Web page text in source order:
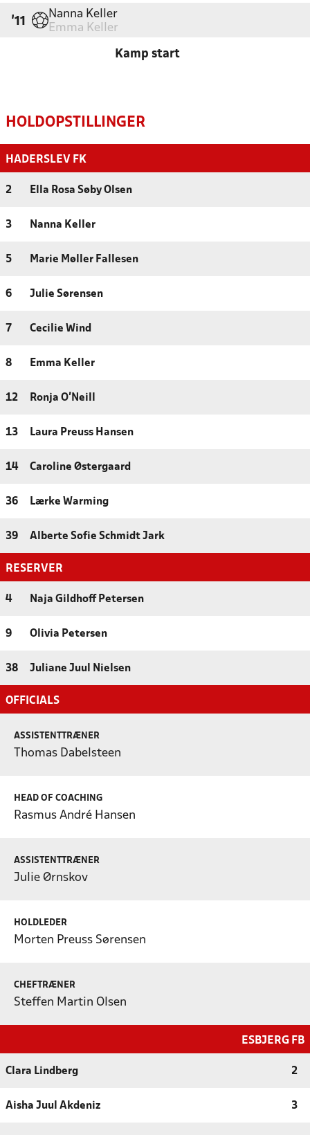
'11
Nanna Keller
Emma Keller
Kamp start
HOLDOPSTILLINGER
HADERSLEV FK
2 Ella Rosa Søby Olsen
3 Nanna Keller
5 Marie Møller Fallesen
6 Julie Sørensen
7 Cecilie Wind
8 Emma Keller
12 Ronja O'Neill
13 Laura Preuss Hansen
14 Caroline Østergaard
36 Lærke Warming
39 Alberte Sofie Schmidt Jark
RESERVER
4 Naja Gildhoff Petersen
9 Olivia Petersen
38 Juliane Juul Nielsen
OFFICIALS
ASSISTENTTRÆNER
Thomas Dabelsteen
HEAD OF COACHING
Rasmus André Hansen
ASSISTENTTRÆNER
Julie Ørnskov
HOLDLEDER
Morten Preuss Sørensen
CHEFTRÆNER
Steffen Martin Olsen
ESBJERG FB
Clara Lindberg 2
Aisha Juul Akdeniz 3